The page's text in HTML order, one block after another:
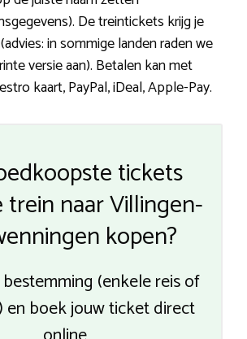
De treintickets krijg je
in sommige landen raden we
versie aan). Betalen kan met
kaart, PayPal, iDeal, Apple-Pay.
tickets
naar Villingen-
kopen?
(enkele reis of
en boek jouw ticket direct